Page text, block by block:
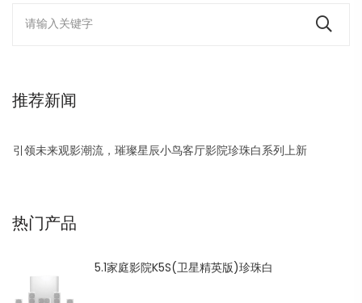
推荐新闻
引领未来观影潮流，璀璨星辰小鸟客厅影院珍珠白系列上新
热门产品
5.1家庭影院K5S(卫星精英版)珍珠白